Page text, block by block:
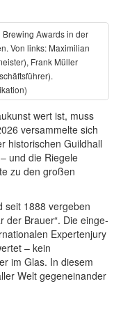
Awards in der
Von links: Maximilian
Frank Müller
wert ist, muss
versammelte sich
histori­schen Guildhall
und die Riegele
zu den großen
seit 1888 vergeben
der Brauer“. Die einge­
Experten­jury
– kein
im Glas. In diesem
Welt gegen­einander